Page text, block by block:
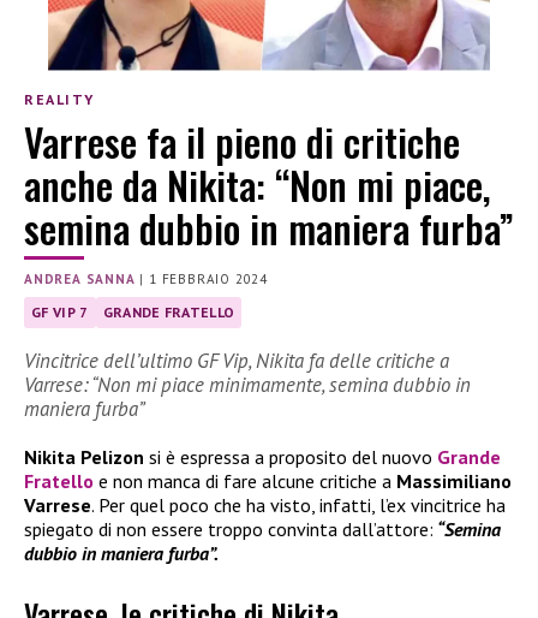
REALITY
Varrese fa il pieno di critiche
anche da Nikita: “Non mi piace,
semina dubbio in maniera furba”
ANDREA SANNA | 1 FEBBRAIO 2024
GF VIP 7 GRANDE FRATELLO
Vincitrice dell’ultimo GF Vip, Nikita fa delle critiche a
Varrese: “Non mi piace minimamente, semina dubbio in
maniera furba”
Nikita Pelizon si è espressa a proposito del nuovo Grande
Fratello e non manca di fare alcune critiche a Massimiliano
Varrese. Per quel poco che ha visto, infatti, l’ex vincitrice ha
spiegato di non essere troppo convinta dall’attore: “Semina
dubbio in maniera furba”.